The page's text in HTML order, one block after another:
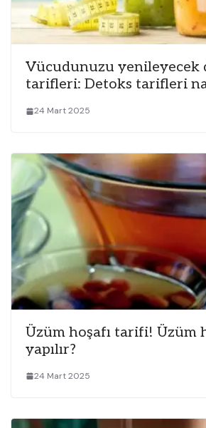
Vücudunuzu yenileyecek
tarifleri: Detoks tarifleri
24 Mart 2025
Üzüm hoşafı tarifi! Üzüm
yapılır?
24 Mart 2025